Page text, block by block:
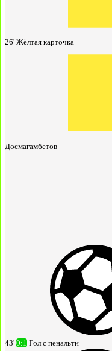
26' Жёлтая карточка
Досмагамбетов
43' 0:1 Гол с пенальти